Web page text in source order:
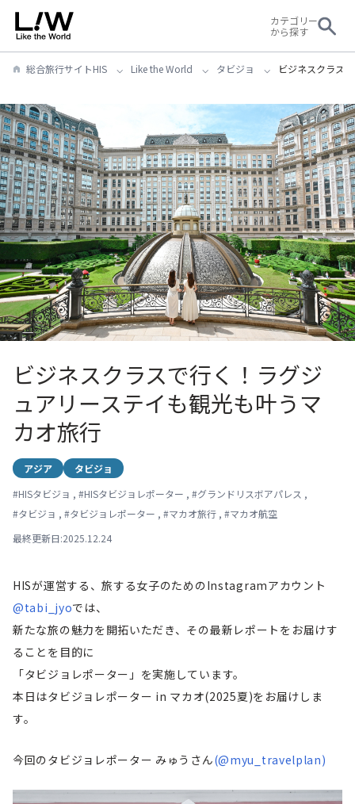
カテゴリー
から探す
総合旅行サイトHIS Like the World タビジョ ビジネスクラス
ビジネスクラスで行く！ラグジ
ュアリーステイも観光も叶うマ
カオ旅行
アジア
タビジョ
#HISタビジョ , #HISタビジョレポーター , #グランドリスボアパレス ,
#タビジョ , #タビジョレポーター , #マカオ旅行 , #マカオ航空
最終更新日:2025.12.24
HISが運営する、旅する女子のためのInstagramアカウント
@tabi_jyoでは、
新たな旅の魅力を開拓いただき、その最新レポートをお届けす
ることを目的に
「タビジョレポーター」を実施しています。
本日はタビジョレポーター in マカオ(2025夏)をお届けしま
す。
今回のタビジョレポーター みゅうさん(@myu_travelplan)